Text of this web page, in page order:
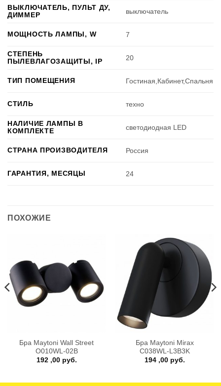
ВЫКЛЮЧАТЕЛЬ, ПУЛЬТ ДУ,
ДИММЕР
выключатель
МОЩНОСТЬ ЛАМПЫ, W 7
СТЕПЕНЬ
ПЫЛЕВЛАГОЗАЩИТЫ, IP
20
ТИП ПОМЕЩЕНИЯ Гостиная,Кабинет,Спальня
СТИЛЬ техно
НАЛИЧИЕ ЛАМПЫ В
КОМПЛЕКТЕ
светодиодная LED
СТРАНА ПРОИЗВОДИТЕЛЯ Россия
ГАРАНТИЯ, МЕСЯЦЫ 24
ПОХОЖИЕ
Бра Maytoni Wall Street
O010WL-02B
192 ,00 руб.
Бра Maytoni Mirax
C038WL-L3B3K
194 ,00 руб.